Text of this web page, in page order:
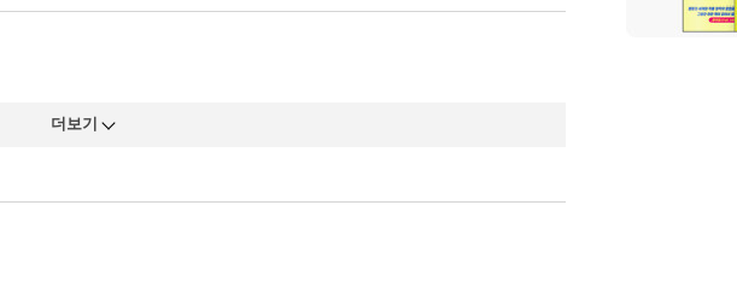
다. 이건 정말 아니다 싶어도 도무지 불만을 터뜨릴 용기가 생기지 않